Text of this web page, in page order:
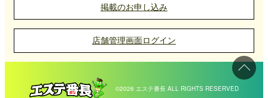
高松メンズエステ店の選び方
高松のメンズエステ店は、首都圏に比べると料金が
抑えられていることが特徴です。
宮城県 山形県
秋田県 青森県
福島県
長崎県 宮崎県
熊本県 鹿児島県
中国
山口県 鳥取県
北陸・甲信越
石川県 富山県
掲載のお申し込み
店舗管理画面ログイン
©2026 エステ番長 ALL RIGHTS RESERVED